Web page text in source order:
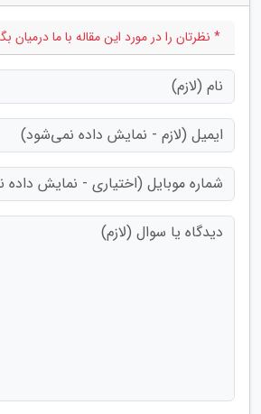
* نظرتان را در مورد این مقاله با ما درمیان